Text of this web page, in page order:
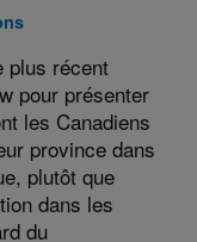
plus récent
pour présenter
les Canadiens
province dans
plutôt que
dans les
du